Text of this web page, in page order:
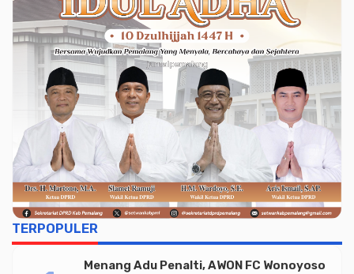
TERPOPULER
Menang Adu Penalti, AWON FC Wonoyoso